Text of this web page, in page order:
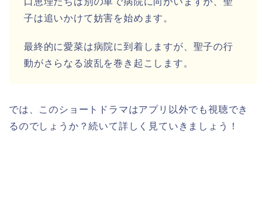
子は追いかけて妨害を始めます。
最終的に愛菜は病院に到着しますが、聖子の行
動がさらなる波乱を巻き起こします。
では、このショートドラマはアプリ以外でも視聴でき
るのでしょうか？続いて詳しく見ていきましょう！